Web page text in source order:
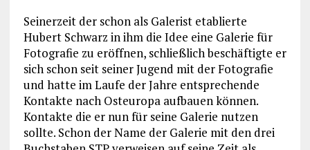
Seinerzeit der schon als Galerist etablierte
Hubert Schwarz in ihm die Idee eine Galerie für
Fotografie zu eröffnen, schließlich beschäftigte er
sich schon seit seiner Jugend mit der Fotografie
und hatte im Laufe der Jahre entsprechende
Kontakte nach Osteuropa aufbauen können.
Kontakte die er nun für seine Galerie nutzen
sollte. Schon der Name der Galerie mit den drei